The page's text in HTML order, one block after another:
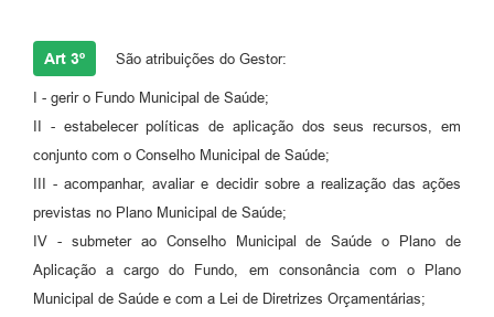
Art 3º São atribuições do Gestor:
I - gerir o Fundo Municipal de Saúde;
II - estabelecer políticas de aplicação dos seus recursos, em
conjunto com o Conselho Municipal de Saúde;
III - acompanhar, avaliar e decidir sobre a realização das ações
previstas no Plano Municipal de Saúde;
IV - submeter ao Conselho Municipal de Saúde o Plano de
Aplicação a cargo do Fundo, em consonância com o Plano
Municipal de Saúde e com a Lei de Diretrizes Orçamentárias;